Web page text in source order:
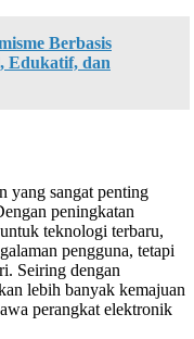
Berbasis
Edukatif, dan
yang sangat penting
peningkatan
teknologi terbaru,
pengguna, tetapi
Seiring dengan
lebih banyak kemajuan
perangkat elektronik